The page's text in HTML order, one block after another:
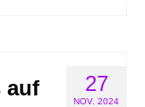
27
NOV. 2024
auf